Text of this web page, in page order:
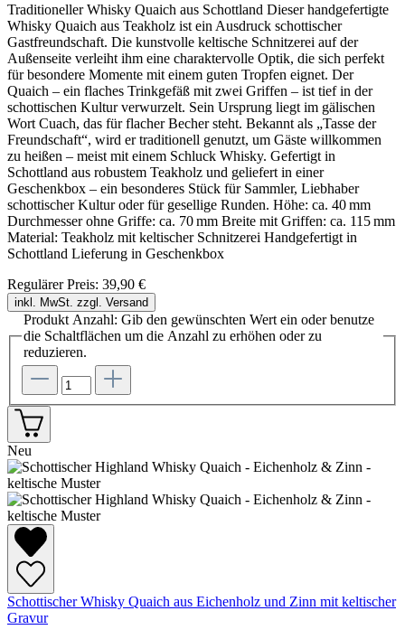
Traditioneller Whisky Quaich aus Schottland Dieser handgefertigte
Whisky Quaich aus Teakholz ist ein Ausdruck schottischer
Gastfreundschaft. Die kunstvolle keltische Schnitzerei auf der
Außenseite verleiht ihm eine charaktervolle Optik, die sich perfekt
für besondere Momente mit einem guten Tropfen eignet. Der
Quaich – ein flaches Trinkgefäß mit zwei Griffen – ist tief in der
schottischen Kultur verwurzelt. Sein Ursprung liegt im gälischen
Wort Cuach, das für flacher Becher steht. Bekannt als „Tasse der
Freundschaft“, wird er traditionell genutzt, um Gäste willkommen
zu heißen – meist mit einem Schluck Whisky. Gefertigt in
Schottland aus robustem Teakholz und geliefert in einer
Geschenkbox – ein besonderes Stück für Sammler, Liebhaber
schottischer Kultur oder für gesellige Runden. Höhe: ca. 40 mm
Durchmesser ohne Griffe: ca. 70 mm Breite mit Griffen: ca. 115 mm
Material: Teakholz mit keltischer Schnitzerei Handgefertigt in
Schottland Lieferung in Geschenkbox
Regulärer Preis: 39,90 €
inkl. MwSt. zzgl. Versand
Produkt Anzahl: Gib den gewünschten Wert ein oder benutze
die Schaltflächen um die Anzahl zu erhöhen oder zu
reduzieren.
Neu
Schottischer Whisky Quaich aus Eichenholz und Zinn mit keltischer
Gravur